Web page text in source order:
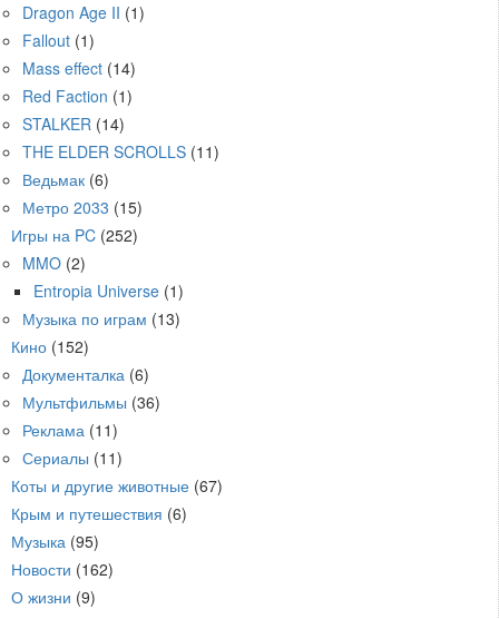
Dragon Age II (1)
Fallout (1)
Mass effect (14)
Red Faction (1)
STALKER (14)
THE ELDER SCROLLS (11)
Ведьмак (6)
Метро 2033 (15)
Игры на PC (252)
MMO (2)
Entropia Universe (1)
Музыка по играм (13)
Кино (152)
Документалка (6)
Мультфильмы (36)
Реклама (11)
Сериалы (11)
Коты и другие животные (67)
Крым и путешествия (6)
Музыка (95)
Новости (162)
О жизни (9)